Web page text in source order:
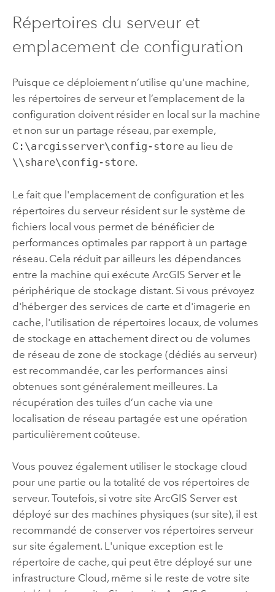
Répertoires du serveur et
emplacement de configuration
Puisque ce déploiement n’utilise qu’une machine,
les répertoires de serveur et l’emplacement de la
configuration doivent résider en local sur la machine
et non sur un partage réseau, par exemple,
C:\arcgisserver\config-storeau lieu de
\\share\config-store.
Le fait que l'emplacement de configuration et les
répertoires du serveur résident sur le système de
fichiers local vous permet de bénéficier de
performances optimales par rapport à un partage
réseau. Cela réduit par ailleurs les dépendances
entre la machine qui exécute ArcGIS Serveret le
périphérique de stockage distant. Si vous prévoyez
d'héberger des services de carte et d'imagerie en
cache, l'utilisation de répertoires locaux, de volumes
de stockage en attachement direct ou de volumes
de réseau de zone de stockage (dédiés au serveur)
est recommandée, car les performances ainsi
obtenues sont généralement meilleures. La
récupération des tuiles d’un cache via une
localisation de réseau partagée est une opération
particulièrement coûteuse.
Vous pouvez également utiliser le stockage cloud
pour une partie ou la totalité de vos répertoires de
serveur. Toutefois, si votre site ArcGIS Serverest
déployé sur des machines physiques (sur site), il est
recommandé de conserver vos répertoires serveur
sur site également. L'unique exception est le
répertoire de cache, qui peut être déployé sur une
infrastructure Cloud, même si le reste de votre site